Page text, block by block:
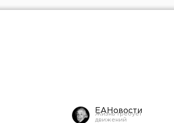
ЕАНовости